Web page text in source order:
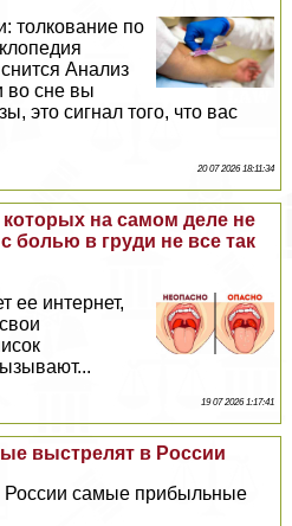
толкование по
Анализ
во сне вы
это сигнал того, что вас
20 07 2026 18:11:34
на самом деле не
болью в гpyди не все так
ее интернет,
19 07 2026 1:17:41
выстрелят в России
России самые прибыльные